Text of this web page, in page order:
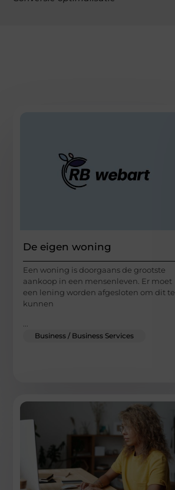
De eigen woning
Een woning is doorgaans de grootste
aankoop in een mensenleven. Er moet
een lening worden afgesloten om dit te
kunnen
Business / Business Services